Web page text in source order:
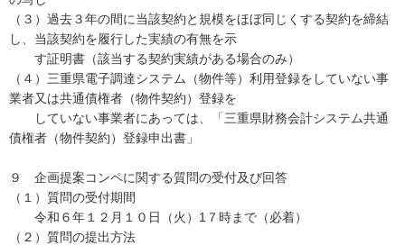
（３）過去３年の間に当該契約と規模をほぼ同じくする契約を締結
し、当該契約を履行した実績の有無を示
す証明書（該当する契約実績がある場合のみ）
（４）三重県電子調達システム（物件等）利用登録をしていない事
業者又は共通債権者（物件契約）登録を
していない事業者にあっては、「三重県財務会計システム共通
債権者（物件契約）登録申出書」
９ 企画提案コンペに関する質問の受付及び回答
（１）質問の受付期間
令和６年１２月１０日（火）1７時まで（必着）
（２）質問の提出方法